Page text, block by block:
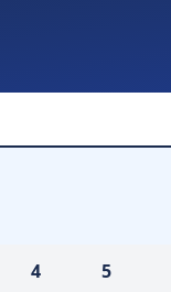
4 5